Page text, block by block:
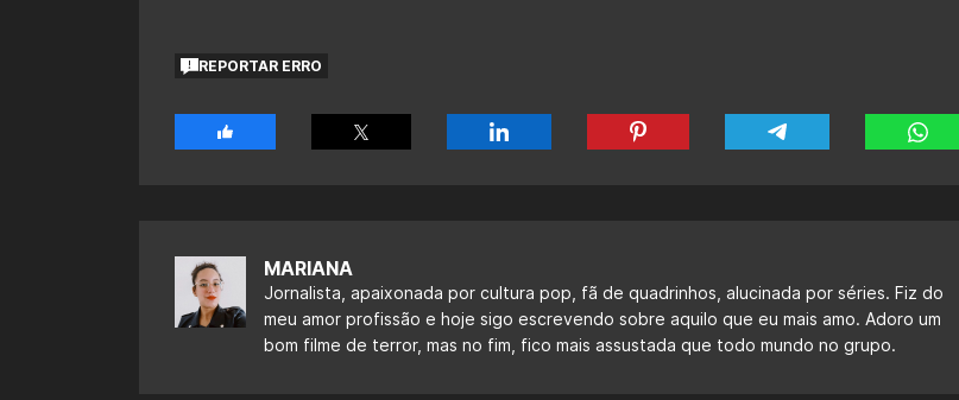
REPORTAR ERRO
MARIANA
Jornalista, apaixonada por cultura pop, fã de quadrinhos, alucinada por séries. Fiz do
meu amor profissão e hoje sigo escrevendo sobre aquilo que eu mais amo. Adoro um
bom filme de terror, mas no fim, fico mais assustada que todo mundo no grupo.